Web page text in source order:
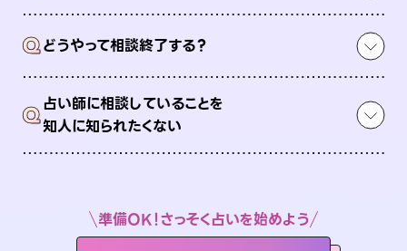
Qどうやって相談終了する？
Q占い師に相談していることを
知人に知られたくない
準備OK！さっそく占いを始めよう